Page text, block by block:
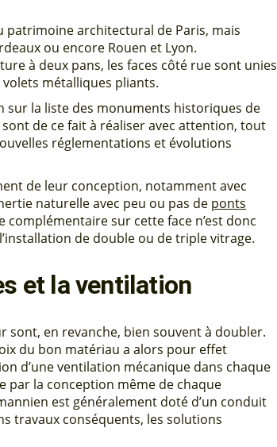
patrimoine architectural de Paris, mais
ou encore Rouen et Lyon.
à deux pans, les faces côté rue sont unies
métalliques pliants.
sur la liste des monuments historiques de
sont de ce fait à réaliser avec attention, tout
réglementations et évolutions
de leur conception, notamment avec
naturelle avec peu ou pas de ponts
complémentaire sur cette face n’est donc
de double ou de triple vitrage.
et la ventilation
sont, en revanche, bien souvent à doubler.
du bon matériau a alors pour effet
d’une ventilation mécanique dans chaque
par la conception même de chaque
est généralement doté d’un conduit
travaux conséquents, les solutions